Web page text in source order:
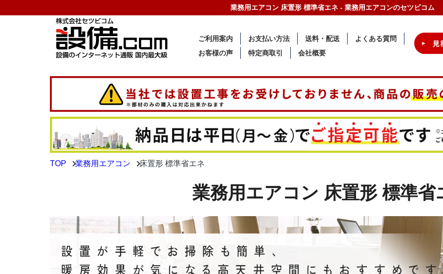
業務用エアコン 床置形 標準省エネ - 業務用エアコンのセツビコム
ご利用案内 お支払い方法 送料・配送
よくある質問
お客様の声
特定商取引 会社概要
TOP 業務用エアコン 床置形 標準省エネ
業務用エアコン 床置形 標準省